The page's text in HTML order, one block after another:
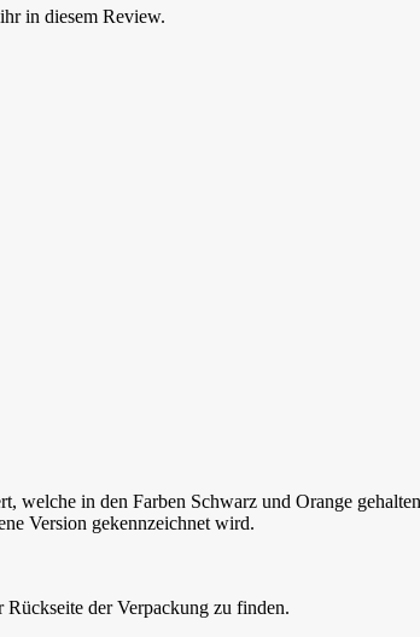
in diesem Review.
in den Farben Schwarz und Orange
Version gekennzeichnet wird.
der Verpackung zu finden.